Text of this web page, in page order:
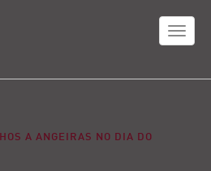
TOGGLE
A ANGEIRAS NO DIA DO